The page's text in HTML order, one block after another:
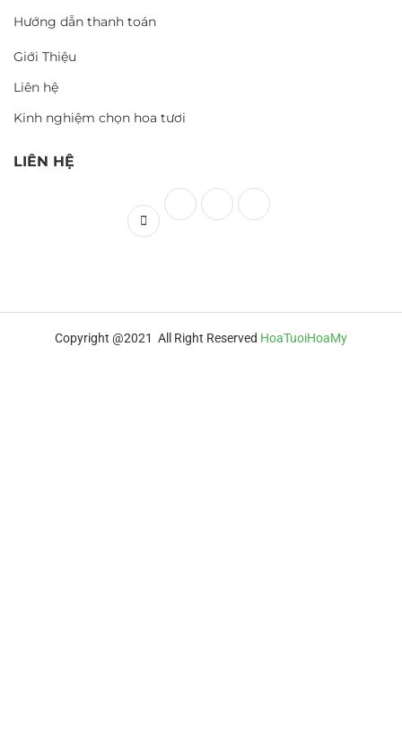
Hướng dẫn thanh toán
Giới Thiệu
Liên hệ
Kinh nghiệm chọn hoa tươi
LIÊN HỆ
Copyright @2021 All Right Reserved HoaTuoiHoaMy